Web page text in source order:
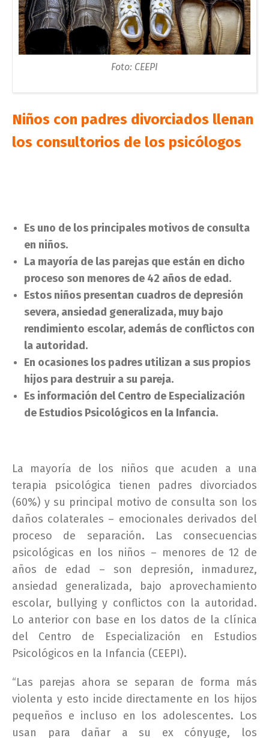
Foto: CEEPI
Niños con padres divorciados llenan
los consultorios de los psicólogos
Es uno de los principales motivos de consulta
en niños.
La mayoría de las parejas que están en dicho
proceso son menores de 42 años de edad.
Estos niños presentan cuadros de depresión
severa, ansiedad generalizada, muy bajo
rendimiento escolar, además de conflictos con
la autoridad.
En ocasiones los padres utilizan a sus propios
hijos para destruir a su pareja.
Es información del Centro de Especialización
de Estudios Psicológicos en la Infancia.
La mayoría de los niños que acuden a una
terapia psicológica tienen padres divorciados
(60%) y su principal motivo de consulta son los
daños colaterales – emocionales derivados del
proceso de separación. Las consecuencias
psicológicas en los niños – menores de 12 de
años
de edad – son depresión, inmadurez,
ansiedad generalizada, bajo aprovechamiento
escolar, bullying y conflictos con la autoridad.
Lo anterior con base en los datos de la clínica
del Centro de Especialización en Estudios
Psicológicos en la Infancia (CEEPI).
“Las parejas ahora se separan de forma más
violenta y esto incide directamente en los hijos
pequeños e incluso en los adolescentes. Los
usan para dañar a su ex cónyuge, los